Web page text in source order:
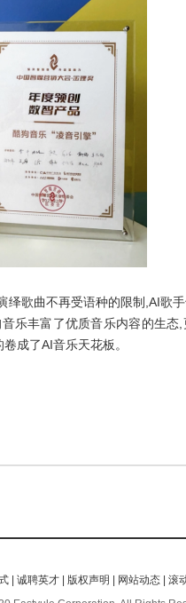
歌曲不再受语种的限制,AI歌
乐丰富了优质音乐内容的生态
成了AI音乐天花板。
| 诚聘英才| 版权声明 | 网站动态| 滚